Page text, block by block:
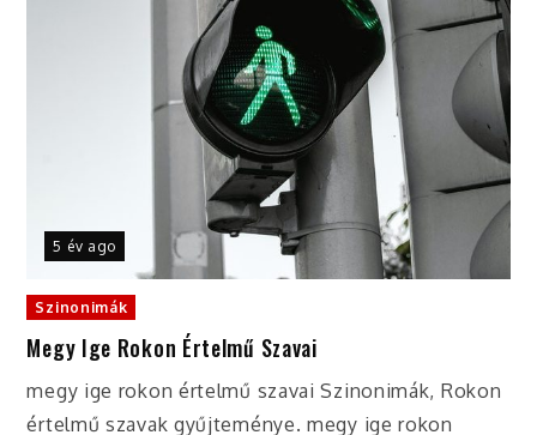
5 év ago
Szinonimák
Megy Ige Rokon Értelmű Szavai
megy ige rokon értelmű szavai Szinonimák, Rokon
értelmű szavak gyűjteménye. megy ige rokon